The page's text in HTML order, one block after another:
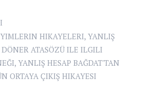
HIKAYELERI, YANLIŞ
ATASÖZÜ ILE ILGILI
, YANLIŞ HESAP BAĞDAT'TAN
ORTAYA ÇIKIŞ HIKAYESI